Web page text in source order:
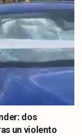
dos
un violento